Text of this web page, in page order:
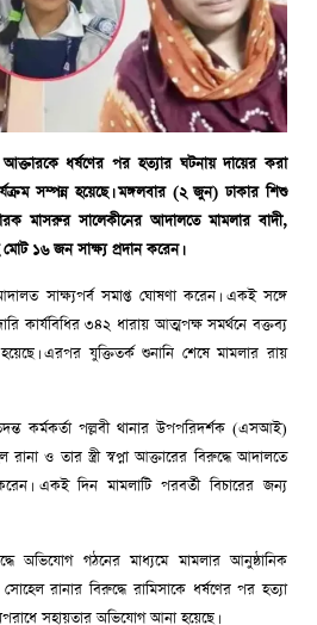
আক্তারকে ধর্ষণের পর হত্যার ঘটনায় দায়ের করা
সম্পন্ন হয়েছে। মঙ্গলবার (২ জুন) ঢাকার শিশু
মাসরুর সালেকীনের আদালতে মামলার বাদী,
১৬ জন সাক্ষ্য প্রদান করেন।
সাক্ষ্যপর্ব সমাপ্ত ঘোষণা করেন। একই সঙ্গে
কার্যবিধির ৩৪২ ধারায় আত্মপক্ষ সমর্থনে বক্তব্য
এরপর যুক্তিতর্ক শুনানি শেষে মামলার রায়
কর্মকর্তা পল্লবী থানার উপপরিদর্শক (এসআই)
ও তার স্ত্রী স্বপ্না আক্তারের বিরুদ্ধে আদালতে
একই দিন মামলাটি পরবর্তী বিচারের জন্য
গঠনের মাধ্যমে মামলার আনুষ্ঠানিক
রানার বিরুদ্ধে রামিসাকে ধর্ষণের পর হত্যা
সহায়তার অভিযোগ আনা হয়েছে।